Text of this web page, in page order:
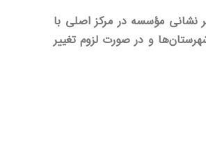
نشانی مؤسسه در مرکز اصلی با
و در صورت لزوم تغییر